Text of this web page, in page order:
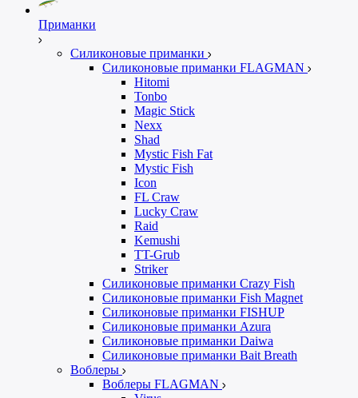
Приманки
Силиконовые приманки
Силиконовые приманки FLAGMAN
Hitomi
Tonbo
Magic Stick
Nexx
Shad
Mystic Fish Fat
Mystic Fish
Icon
FL Craw
Lucky Craw
Raid
Kemushi
TT-Grub
Striker
Силиконовые приманки Crazy Fish
Силиконовые приманки Fish Magnet
Силиконовые приманки FISHUP
Силиконовые приманки Azura
Силиконовые приманки Daiwa
Силиконовые приманки Bait Breath
Воблеры
Воблеры FLAGMAN